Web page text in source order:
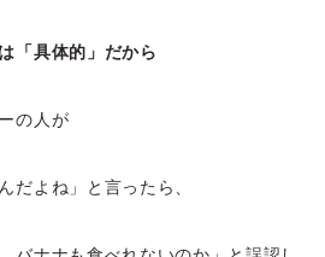
「具体的」だから
の人が
だよね」と言ったら、